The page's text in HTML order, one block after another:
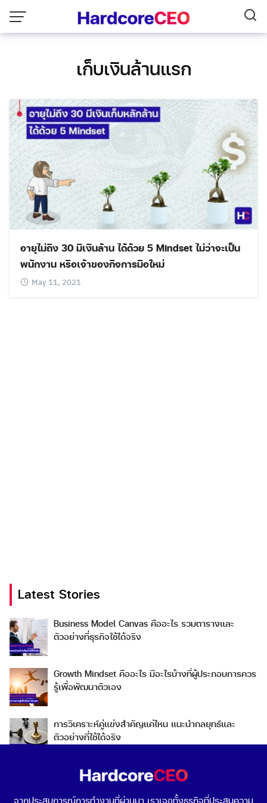
content
Search
for:
Search
เก็บเงินล้านแรก
อายุไม่ถึง 30 มีเงินล้าน ได้ด้วย 5 Mindset ไม่ว่าจะเป็น
พนักงาน หรือเจ้าของกิจการมือใหม่
May 11, 2021
Latest Stories
Business Model Canvas คืออะไร รวมตารางและ
ตัวอย่างที่ธุรกิจใช้ได้จริง
Growth Mindset คืออะไร มีอะไรบ้างที่ผู้ประกอบการควร
รู้เพื่อพัฒนาตัวเอง
การวิเคราะห์คู่แข่งสำคัญแค่ไหน แนะนำกลยุทธ์และ
ตัวอย่างที่ใช้ได้จริง
Go To Market คืออะไร เลือกกลยุทธ์การเข้าสู่ตลาดต่าง